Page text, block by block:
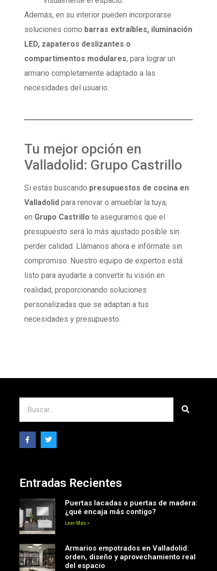
Además, en su interior pueden incorporarse
soluciones como barras extraíbles, iluminación
LED, zapateros deslizantes o
compartimentos modulares, para lograr un
armario completamente adaptado a las
necesidades del usuario.
Tu mejor opción en
Valladolid: Grupo Castrillo
Si estás buscando presupuestos de cocina en
Valladolid para renovar o amueblar la tuya,
en Grupo Castrillo te aseguramos que el
presupuesto será lo más ajustado posible sin
perder calidad. Llámanos ahora e infórmate sin
compromiso. Nuestro equipo de expertos está
listo para ayudarte a convertir tu visión en
realidad, proporcionando soluciones
personalizadas que se adaptan a tus
necesidades y presupuesto.
Entradas Recientes
Puertas lacadas o puertas de madera:
¿qué encaja más contigo?
Leer Más »
Armarios empotrados en Valladolid:
orden, diseño y aprovechamiento real
del espacio